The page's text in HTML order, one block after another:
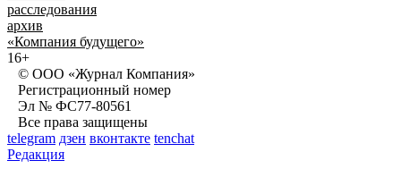
расследования
архив
«Компания будущего»
16+
© ООО «Журнал Компания»
Регистрационный номер
Эл № ФС77-80561
Все права защищены
telegram дзен вконтакте tenchat
Редакция